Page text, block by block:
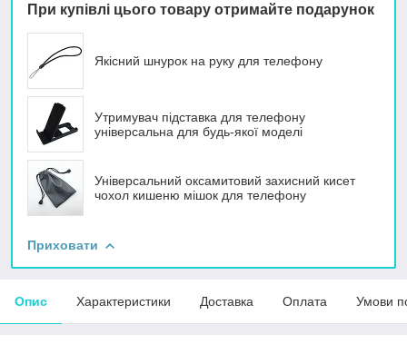
При купівлі цього товару отримайте подарунок
Якісний шнурок на руку для телефону
Утримувач підставка для телефону
універсальна для будь-якої моделі
Універсальний оксамитовий захисний кисет
чохол кишеню мішок для телефону
Приховати
Опис Характеристики Доставка Оплата Умови